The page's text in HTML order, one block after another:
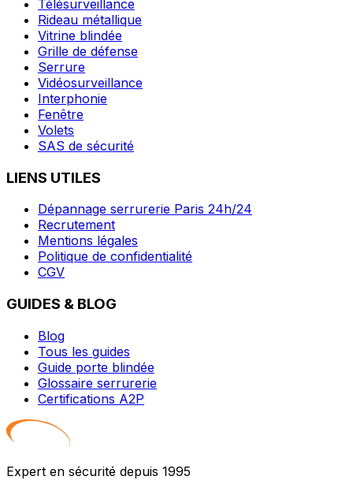
Télésurveillance
Rideau métallique
Vitrine blindée
Grille de défense
Serrure
Vidéosurveillance
Interphonie
Fenêtre
Volets
SAS de sécurité
LIENS UTILES
Dépannage serrurerie Paris 24h/24
Recrutement
Mentions légales
Politique de confidentialité
CGV
GUIDES & BLOG
Blog
Tous les guides
Guide porte blindée
Glossaire serrurerie
Certifications A2P
Expert en sécurité depuis 1995